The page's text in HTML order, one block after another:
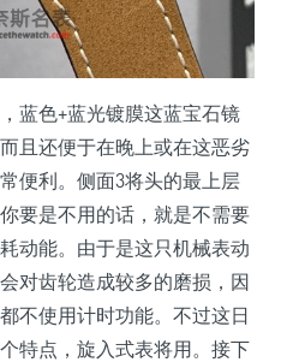
蓝色+蓝光镀膜这蓝宝石镜
且还便于在晚上或在这恶劣
便利。侧面3将头的最上层
要是不用的话，就是不需要
动能。由于是这只机械表动
对齿轮造成较多的磨损，因
不使用计时功能。不过这日
特点，旋入式表将用。接下